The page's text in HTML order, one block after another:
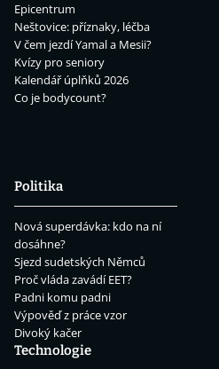
Epicentrum
Neštovice: příznaky, léčba
V čem jezdí Yamal a Mesii?
Kvízy pro seniory
Kalendář úplňků 2026
Co je bodycount?
Politika
Nová superdávka: kdo na ní
dosáhne?
Sjezd sudetských Němců
Proč vláda zavádí EET?
Padni komu padni
Výpověď z práce vzor
Divoký kačer
Technologie